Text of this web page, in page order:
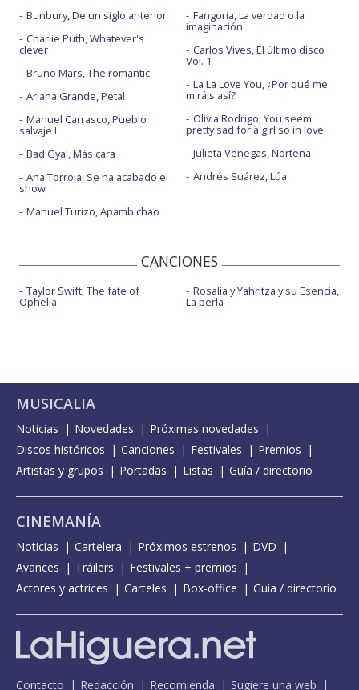
Bunbury, De un siglo anterior
Charlie Puth, Whatever's
clever
Bruno Mars, The romantic
Ariana Grande, Petal
Manuel Carrasco, Pueblo
salvaje I
Bad Gyal, Más cara
Ana Torroja, Se ha acabado el
show
Manuel Turizo, Apambichao
Fangoria, La verdad o la
imaginación
Carlos Vives, El último disco
Vol. 1
La La Love You, ¿Por qué me
miráis así?
Olivia Rodrigo, You seem
pretty sad for a girl so in love
Julieta Venegas, Norteña
Andrés Suárez, Lúa
CANCIONES
Taylor Swift, The fate of
Ophelia
Rosalía y Yahritza y su Esencia,
La perla
MUSICALIA
Noticias Novedades
Próximas novedades
Discos históricos
Canciones Festivales
Premios
Artistas y grupos
Portadas Listas Guía / directorio
CINEMANÍA
Noticias Cartelera Próximos estrenos
DVD
Avances
Tráilers
Festivales + premios
Actores y actrices
Carteles Box-office Guía / directorio
Contacto Redacción Recomienda Sugiere una web